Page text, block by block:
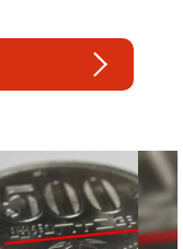
る人は“たまたま”じゃな